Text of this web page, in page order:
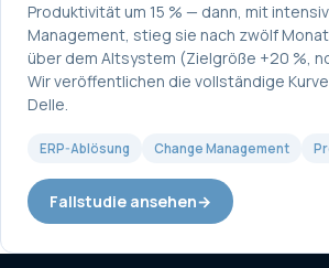
Produktivität um 15 % — dann, mit
Management, stieg sie nach zwölf
über dem Altsystem (Zielgröße +20 %,
Wir veröffentlichen die vollständige
Delle.
ERP-Ablösung Change Management
Fallstudie ansehen→